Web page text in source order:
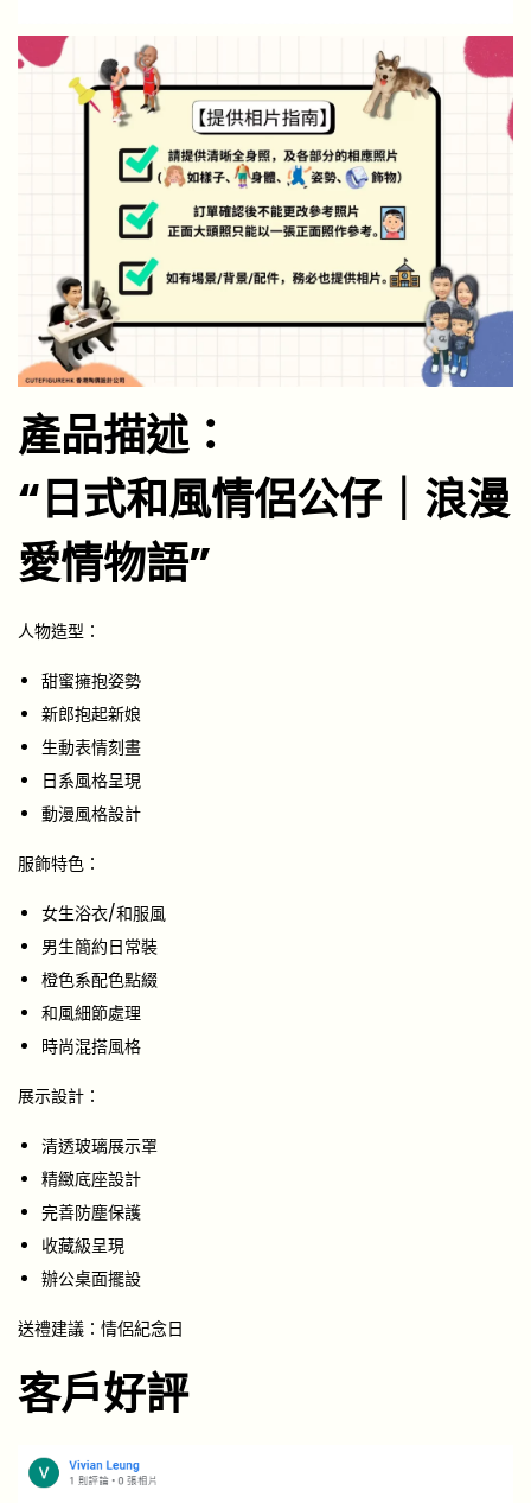
產品描述：
“日式和風情侶公仔｜浪漫
愛情物語”
人物造型：
甜蜜擁抱姿勢
新郎抱起新娘
生動表情刻畫
日系風格呈現
動漫風格設計
服飾特色：
女生浴衣/和服風
男生簡約日常裝
橙色系配色點綴
和風細節處理
時尚混搭風格
展示設計：
清透玻璃展示罩
精緻底座設計
完善防塵保護
收藏級呈現
辦公桌面擺設
送禮建議：情侶紀念日
客戶好評